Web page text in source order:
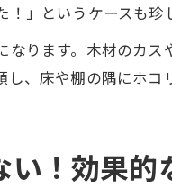
」というケースも珍
なります。木材のカ
、床や棚の隅にホ
い！効果的